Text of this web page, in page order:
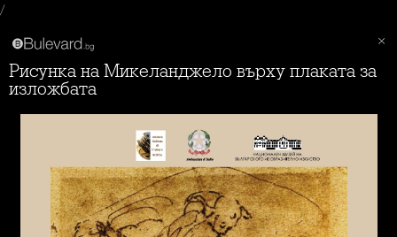
/
Рисунка на Микеланджело върху плаката за
изложбата